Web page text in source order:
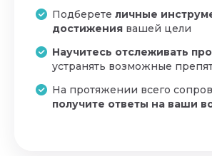
Подберете личные
достижения вашей цели
Научитесь отслеживать
устранять возможные
На протяжении всего
получите ответы на ваши